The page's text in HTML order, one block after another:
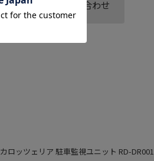
この商品へのお問い合わせ
カロッツェリア 駐車監視ユニット RD-DR001